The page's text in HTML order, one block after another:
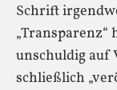
Schrift
unschuldig auf
schließlich